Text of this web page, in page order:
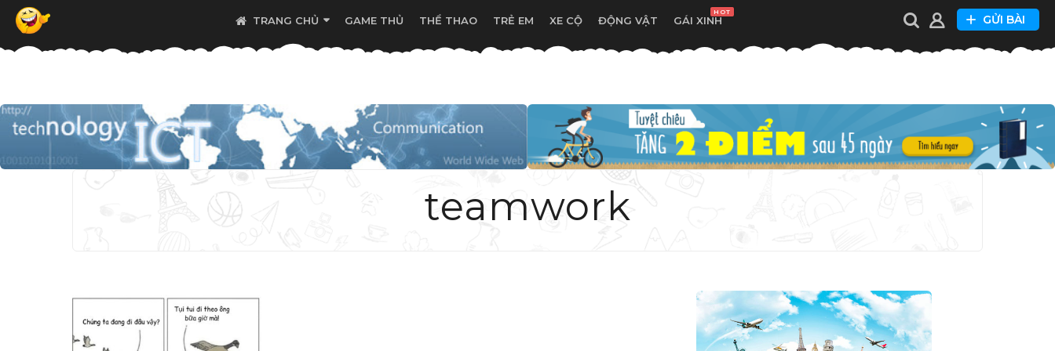
GỬI BÀI
TRANG CHỦ GAME THỦ THỂ THAO TRẺ EM XE CỘ ĐỘNG VẬT GÁI XINH
HOT
teamwork